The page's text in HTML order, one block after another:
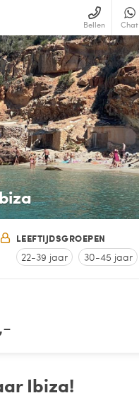
Bellen Chat
LEEFTIJDSGROEPEN
22-39 jaar 30-45 jaar
Ibiza!